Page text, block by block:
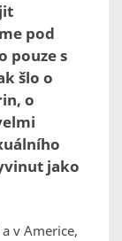
pod
pouze s
šlo o
o
jako
v Americe,